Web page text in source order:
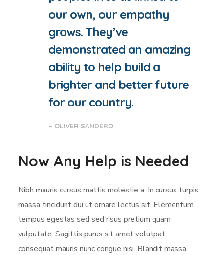
our own, our empathy
grows. They’ve
demonstrated an amazing
ability to help build a
brighter and better future
for our country.
– OLIVER SANDERO
Now Any Help is Needed
Nibh mauris cursus mattis molestie a. In cursus turpis
massa tincidunt dui ut ornare lectus sit. Elementum
tempus egestas sed sed risus pretium quam
vulputate. Sagittis purus sit amet volutpat
consequat mauris nunc congue nisi. Blandit massa